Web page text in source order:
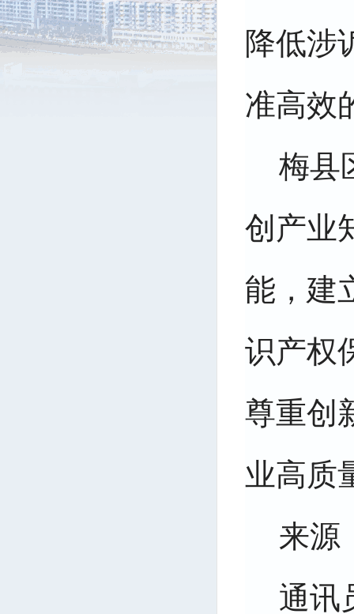
降低涉
准高效
梅县
创产业
能，建
识产权
尊重创
业高质
来源
通讯